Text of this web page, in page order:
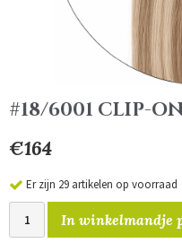
#18/6001 CLIP-
€164
Er zijn 29 artikelen op voorraad
In winkelmandje